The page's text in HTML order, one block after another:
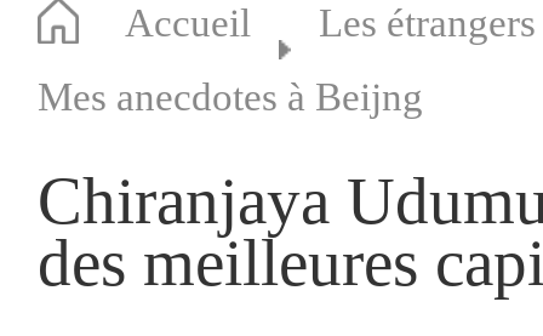
Accueil
Les
Mes anecdotes à Beijng
Chiranjaya
des meilleures